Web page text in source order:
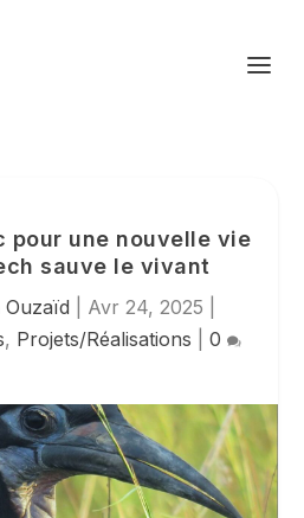
pour une nouvelle vie
sauve le vivant
Ouzaïd Avr 24, 2025
, Projets/Réalisations 0